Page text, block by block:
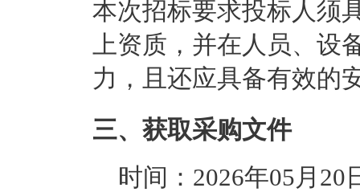
本次招标要求投标人须
上资质，并在人员、设
力，且还应具备有效的
三、获取采购文件
时间： 2026年05月20